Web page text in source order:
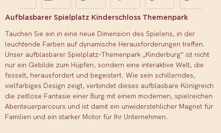
Aufblasbarer Spielplatz Kinderschloss Themenpark
Tauchen Sie ein in eine neue Dimension des Spielens, in der
leuchtende Farben auf dynamische Herausforderungen treffen.
Unser aufblasbarer Spielplatz-Themenpark „Kinderburg“ ist nicht
nur ein Gebilde zum Hüpfen, sondern eine interaktive Welt, die
fesselt, herausfordert und begeistert. Wie sein schillerndes,
vielfarbiges Design zeigt, verbindet dieses aufblasbare Königreich
die zeitlose Fantasie einer Burg mit einem modernen, spielreichen
Abenteuerparcours und ist damit ein unwiderstehlicher Magnet für
Familien und ein starker Motor für Ihr Unternehmen.